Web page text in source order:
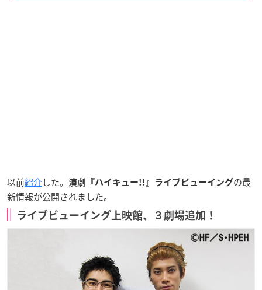
以前紹介した。 演劇『ハイキュー!!』ライブビューイングの最
新情報が公開されました。
ライブビューイング上映館、３劇場追加！